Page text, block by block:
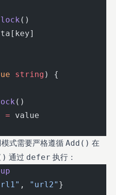
()
string ) {
()
= value
式需要严格遵循 Add() 在
通过 defer 执行：
, "url2" }